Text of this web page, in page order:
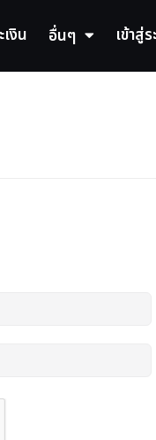
งิน อื่นๆ เข้าสู่